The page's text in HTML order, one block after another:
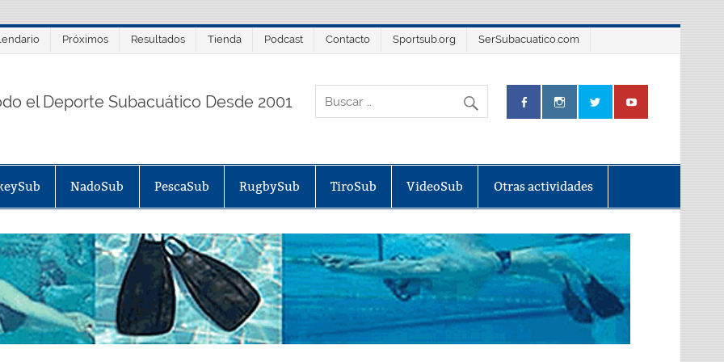
Próximos Resultados Tienda Podcast Contacto Sportsub.org SerSubacuatico.com
el Deporte Subacuático Desde 2001
NadoSub PescaSub RugbySub TiroSub VideoSub Otras actividades